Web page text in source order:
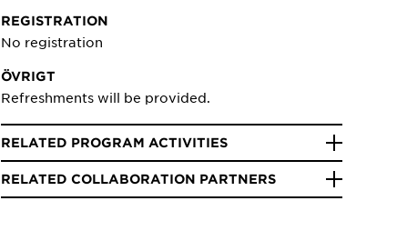
REGISTRATION
No registration
ÖVRIGT
Refreshments will be provided.
RELATED PROGRAM ACTIVITIES
RELATED COLLABORATION PARTNERS